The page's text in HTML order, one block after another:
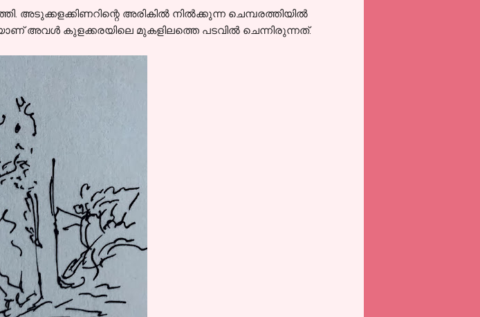
അടുക്കളക്കിണറിന്റെ അരികിൽ നിൽക്കുന്ന ചെമ്പരത്തിയിൽ
അവൾ കുളക്കരയിലെ മുകളിലത്തെ പടവിൽ ചെന്നിരുന്നത്.